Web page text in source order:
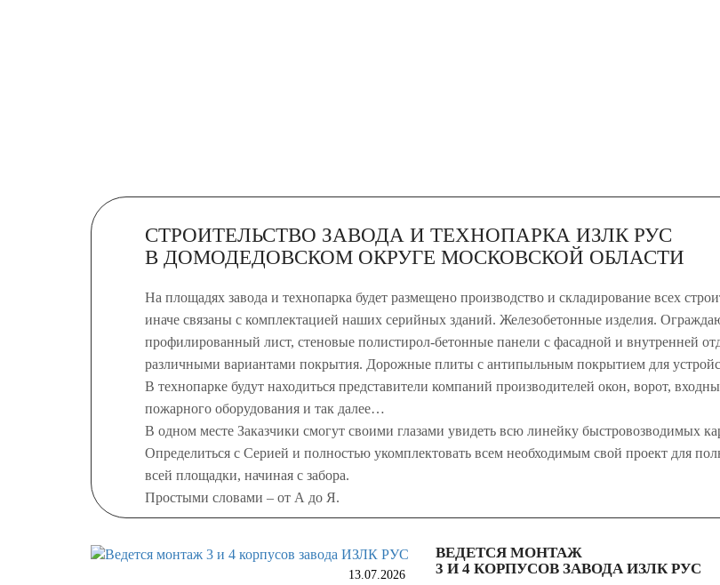
СТРОИТЕЛЬСТВО ЗАВОДА И ТЕХНОПАРКА ИЗЛК РУС
В ДОМОДЕДОВСКОМ ОКРУГЕ МОСКОВСКОЙ ОБЛАСТИ
На площадях завода и технопарка будет размещено производство и складирование всех
иначе связаны с комплектацией наших серийных зданий. Железобетонные изделия.
профилированный лист, стеновые полистирол-бетонные панели с фасадной и внутренней
различными вариантами покрытия. Дорожные плиты с антипыльным покрытием для
В технопарке будут находиться представители компаний производителей окон, ворот,
пожарного оборудования и так далее…
В одном месте Заказчики смогут своими глазами увидеть всю линейку быстровозводимых
Определиться с Серией и полностью укомплектовать всем необходимым свой проект для
всей площадки, начиная с забора.
Простыми словами – от А до Я.
13.07.2026
ВЕДЕТСЯ МОНТАЖ
3 И 4 КОРПУСОВ ЗАВОДА ИЗЛК РУС